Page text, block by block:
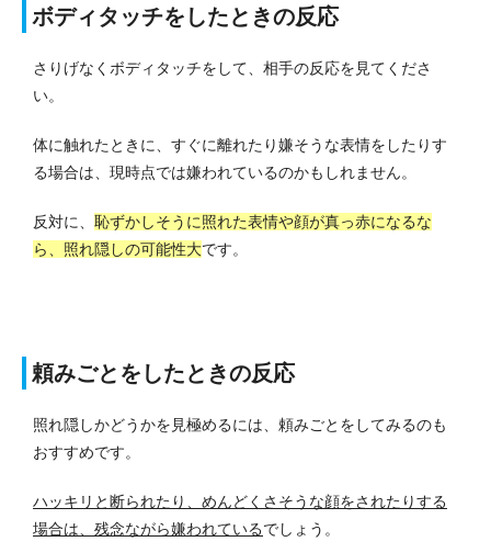
ボディタッチをしたときの反応
さりげなくボディタッチをして、相手の反応を見てくださ
い。
体に触れたときに、すぐに離れたり嫌そうな表情をしたりす
る場合は、現時点では嫌われているのかもしれません。
反対に、 恥ずかしそうに照れた表情や顔が真っ赤になるな
ら、照れ隠しの可能性大です。
頼みごとをしたときの反応
照れ隠しかどうかを見極めるには、頼みごとをしてみるのも
おすすめです。
ハッキリと断られたり、めんどくさそうな顔をされたりする
場合は、残念ながら嫌われているでしょう。